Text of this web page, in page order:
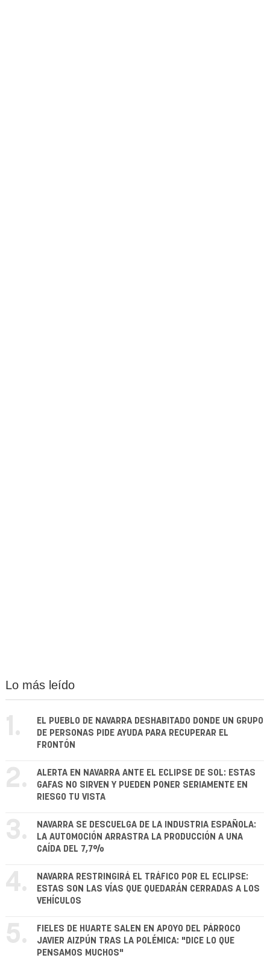
Lo más leído
1.
EL PUEBLO DE NAVARRA DESHABITADO DONDE UN GRUPO
DE PERSONAS PIDE AYUDA PARA RECUPERAR EL
FRONTÓN
2.
ALERTA EN NAVARRA ANTE EL ECLIPSE DE SOL: ESTAS
GAFAS NO SIRVEN Y PUEDEN PONER SERIAMENTE EN
RIESGO TU VISTA
3.
NAVARRA SE DESCUELGA DE LA INDUSTRIA ESPAÑOLA:
LA AUTOMOCIÓN ARRASTRA LA PRODUCCIÓN A UNA
CAÍDA DEL 7,7%
4.
NAVARRA RESTRINGIRÁ EL TRÁFICO POR EL ECLIPSE:
ESTAS SON LAS VÍAS QUE QUEDARÁN CERRADAS A LOS
VEHÍCULOS
5.
FIELES DE HUARTE SALEN EN APOYO DEL PÁRROCO
JAVIER AIZPÚN TRAS LA POLÉMICA: "DICE LO QUE
PENSAMOS MUCHOS"